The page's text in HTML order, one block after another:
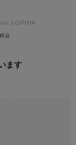
SOPHIA
税込
ます